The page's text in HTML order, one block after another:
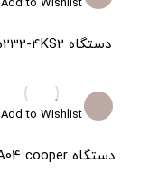
دستگاه NS-5232-4KS2
Add to Wishlist
دستگاه XVR1A04 cooper